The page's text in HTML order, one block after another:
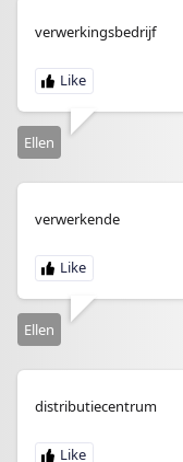
verwerkingsbedrijf
Ellen
verwerkende
Ellen
distributiecentrum